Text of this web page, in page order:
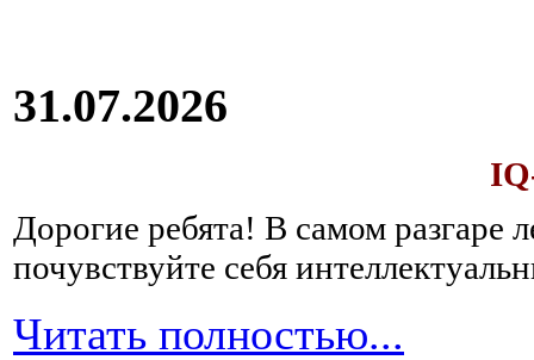
31.07.2026
Дорогие ребята! В самом разгаре
почувствуйте себя
Читать полностью...